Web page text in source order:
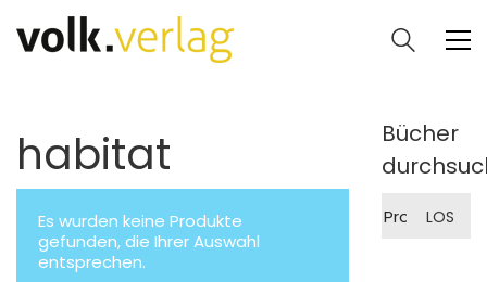
habitat
Es wurden keine Produkte
gefunden, die Ihrer Auswahl
entsprechen.
Bücher
nach:
LOS